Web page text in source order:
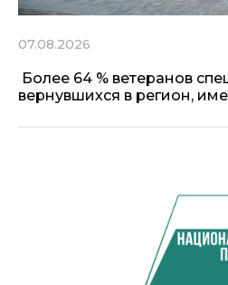
07.08.2026
Более 64 % ветеранов
вернувшихся в регион,